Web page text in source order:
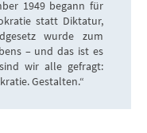
1949 begann für
statt Diktatur,
wurde zum
– und das ist es
wir alle gefragt:
Gestalten.“